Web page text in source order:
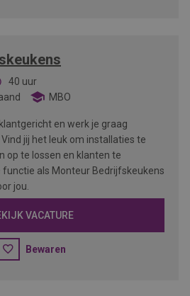
40 uur
MBO
en werk je graag
jij het leuk om installaties te
op te lossen en klanten te
functie als Monteur Bedrijfskeukens
jou.
VACATURE
Bewaren